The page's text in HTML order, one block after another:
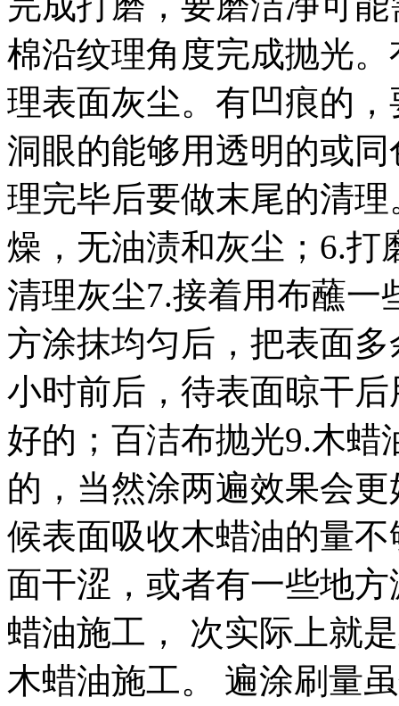
棉沿纹理角度完成抛光
理表面灰尘。有凹痕的
洞眼的能够用透明的或
理完毕后要做末尾的清
燥，无油渍和灰尘；6.打
清理灰尘7.接着用布蘸一
方涂抹均匀后，把表面
小时前后，待表面晾干
好的；百洁布抛光9.木蜡
的，当然涂两遍效果会
候表面吸收木蜡油的量
面干涩，或者有一些地
蜡油施工， 次实际上就
木蜡油施工。 遍涂刷量